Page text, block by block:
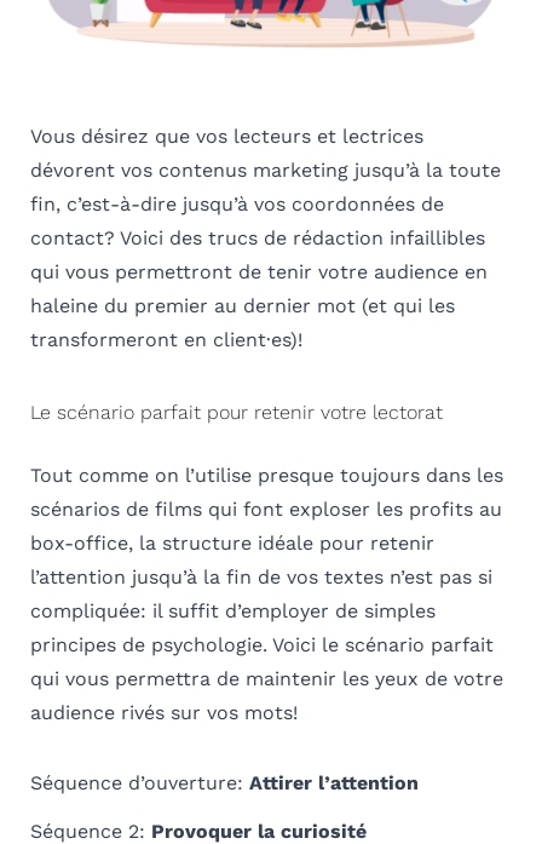
Vous désirez que vos lecteurs et lectrices
dévorent vos contenus marketing jusqu’à la toute
fin, c’est-à-dire jusqu’à vos coordonnées de
contact? Voici des trucs de rédaction infaillibles
qui vous permettront de tenir votre audience en
haleine du premier au dernier mot (et qui les
transformeront en client·es)!
Le scénario parfait pour retenir votre lectorat
Tout comme on l’utilise presque toujours dans les
scénarios de films qui font exploser les profits au
box-office, la structure idéale pour retenir
l’attention jusqu’à la fin de vos textes n’est pas si
compliquée: il suffit d’employer de simples
principes de psychologie. Voici le scénario parfait
qui vous permettra de maintenir les yeux de votre
audience rivés sur vos mots!
Séquence d’ouverture: Attirer l’attention
Séquence 2: Provoquer la curiosité